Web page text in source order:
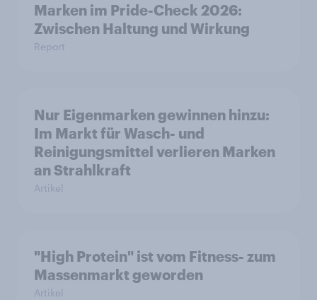
Marken im Pride-Check 2026:
Zwischen Haltung und Wirkung
Report
Nur Eigenmarken gewinnen hinzu:
Im Markt für Wasch- und
Reinigungsmittel verlieren Marken
an Strahlkraft
Artikel
"High Protein" ist vom Fitness- zum
Massenmarkt geworden
Artikel